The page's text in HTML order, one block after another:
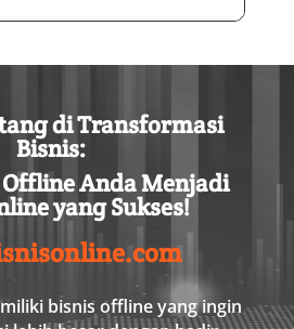
diTransformasi
Bisnis:
OfflineAndaMenjadi
yangSukses!
bisnis offline yangingin